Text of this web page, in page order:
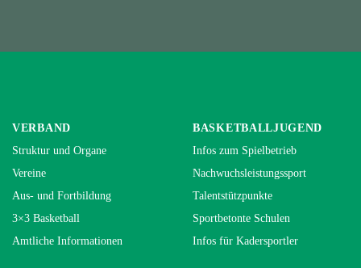
VERBAND
Struktur und Organe
Vereine
Aus- und Fortbildung
3×3 Basketball
Amtliche Informationen
BASKETBALLJUGEND
Infos zum Spielbetrieb
Nachwuchsleistungssport
Talentstützpunkte
Sportbetonte Schulen
Infos für Kadersportler